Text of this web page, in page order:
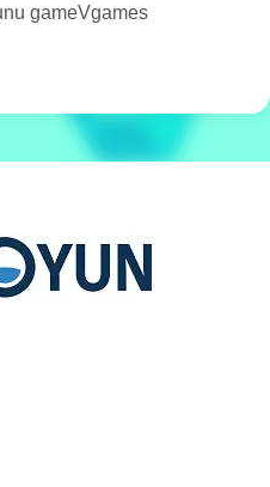
gameVgames